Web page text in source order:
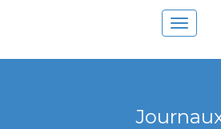
Toggle